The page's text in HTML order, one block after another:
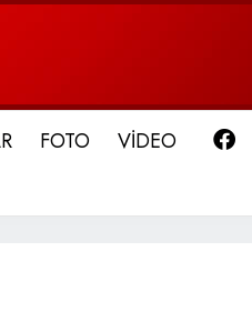
FOTO VİDEO